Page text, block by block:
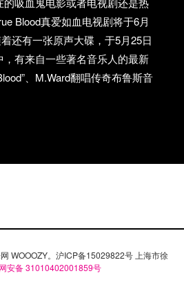
Blood真爱如血电视剧将于6月
还有一张原声大碟，于5月25日
，有来自一些著名音乐人的最新
、M.Ward翻唱传奇布鲁斯音
Heart’s Pounding》的旋律很舒
Game，《Denim on…
WOOOZY。沪ICP备15029822号 上海市徐
安备 31010402001859号